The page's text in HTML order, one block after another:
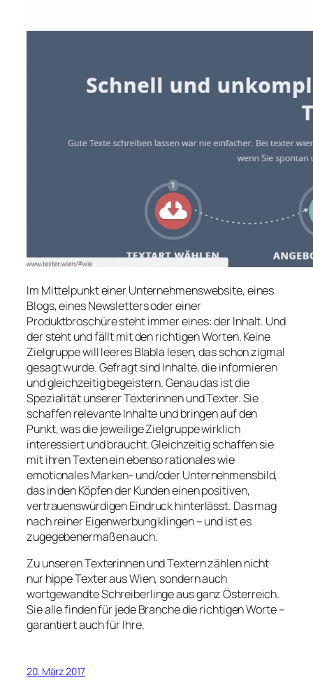
Im Mittelpunkt einer Unternehmenswebsite, eines
Blogs, eines Newsletters oder einer
Produktbroschüre steht immer eines: der Inhalt. Und
der steht und fällt mit den richtigen Worten. Keine
Zielgruppe will leeres Blabla lesen, das schon zigmal
gesagt wurde. Gefragt sind Inhalte, die informieren
und gleichzeitig begeistern. Genau das ist die
Spezialität unserer Texterinnen und Texter. Sie
schaffen relevante Inhalte und bringen auf den
Punkt, was die jeweilige Zielgruppe wirklich
interessiert und braucht. Gleichzeitig schaffen sie
mit ihren Texten ein ebenso rationales wie
emotionales Marken- und/oder Unternehmensbild,
das in den Köpfen der Kunden einen positiven,
vertrauenswürdigen Eindruck hinterlässt. Das mag
nach reiner Eigenwerbung klingen – und ist es
zugegebenermaßen auch.
Zu unseren Texterinnen und Textern zählen nicht
nur hippe Texter aus Wien, sondern auch
wortgewandte Schreiberlinge aus ganz Österreich.
Sie alle finden für jede Branche die richtigen Worte –
garantiert auch für Ihre.
20. März 2017